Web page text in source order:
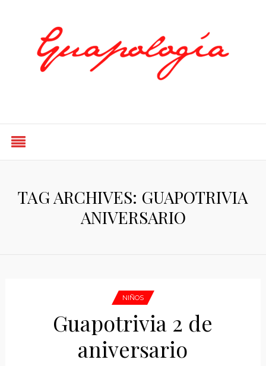
TAG ARCHIVES: GUAPOTRIVIA
ANIVERSARIO
NIÑOS
Guapotrivia 2 de
aniversario